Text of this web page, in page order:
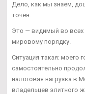
Дело, как мы знаем,
точен.
Это — видимый во всех
мировому порядку.
Ситуация такая: моего
самостоятельно
налоговая нагрузка в
владельцев элитного